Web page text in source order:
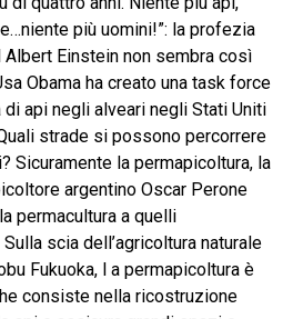
più uomini!”: la profezia
Einstein non sembra così
Obama ha creato una task force
api negli alveari negli Stati Uniti
strade si possono percorrere
Sicuramente la permapicoltura, la
argentino Oscar Perone
permacultura a quelli
scia dell’agricoltura naturale
Fukuoka, l a permapicoltura è
consiste nella ricostruzione